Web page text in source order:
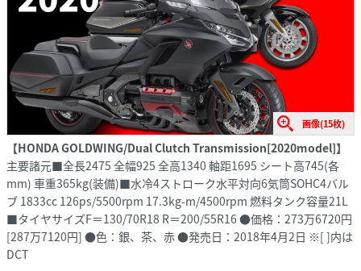
画像(15枚)
【HONDA GOLDWING/Dual Clutch Transmission[2020model]】
主要諸元■全長2475 全幅925 全高1340 軸距1695 シート高745(各
mm) 車重365kg(装備)■水冷4ストローク水平対向6気筒SOHC4バル
ブ 1833cc 126ps/5500rpm 17.3kg-m/4500rpm 燃料タンク容量21L
■タイヤサイズF＝130/70R18 R＝200/55R16 ●価格：273万6720円
[287万7120円] ●色：銀、茶、赤 ●発売日：2018年4月2日 ※[ ]内は
DCT